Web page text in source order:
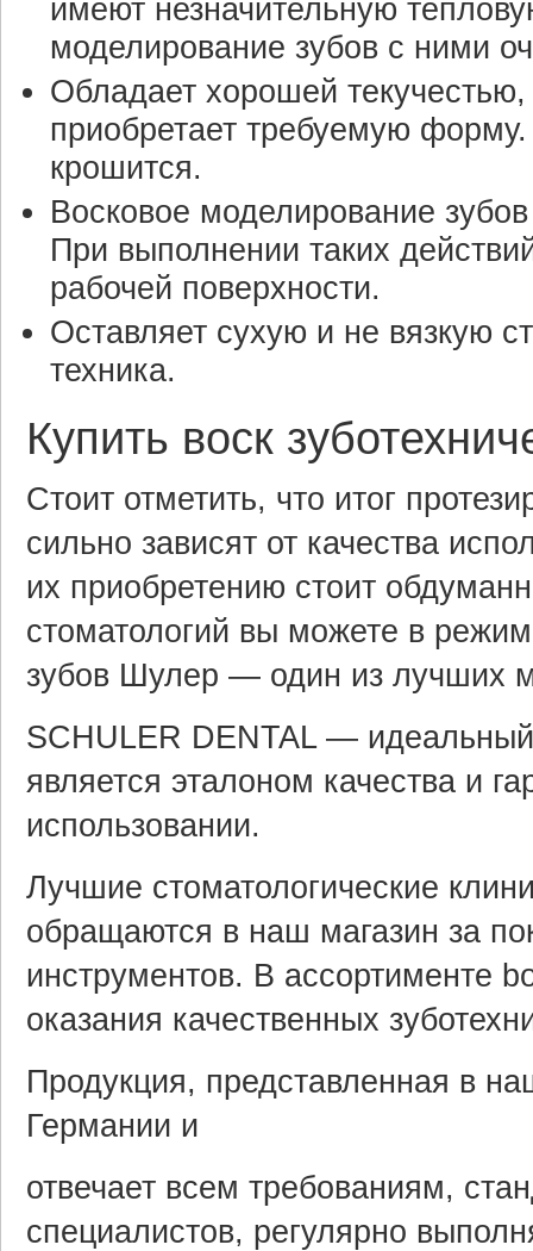
имеют незначительную
моделирование зубов с ними
Обладает хорошей
приобретает требуемую
крошится.
Восковое моделирование
При выполнении таких
рабочей поверхности.
Оставляет сухую и не вязкую
техника.
Купить воск
Стоит отметить, что итог
сильно зависят от качества
их приобретению стоит
стоматологий вы можете в
зубов Шулер — один из лучших
SCHULER DENTAL —
является эталоном качества и
использовании.
Лучшие стоматологические
обращаются в наш магазин за
инструментов. В ассортименте
оказания качественных
Продукция, представленная в
Германии и
отвечает всем требованиям,
специалистов, регулярно